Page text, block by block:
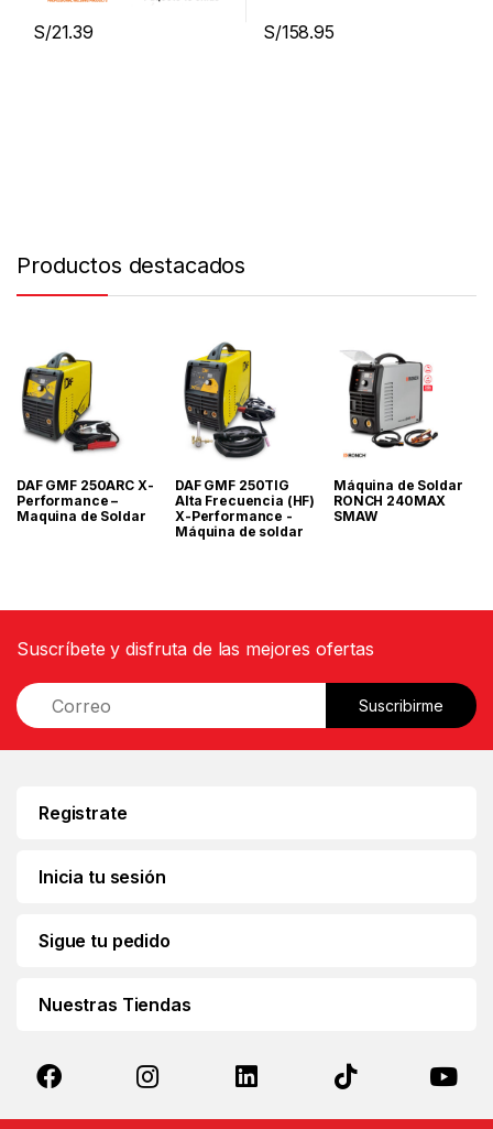
S/21.39 S/158.95
Productos destacados
DAF GMF 250ARC X-
Performance –
Maquina de Soldar
DAF GMF 250TIG
Alta Frecuencia (HF)
X-Performance -
Máquina de soldar
Máquina de Soldar
RONCH 240MAX
SMAW
Suscríbete y disfruta de las mejores ofertas
E
m
Suscribirme
Registrate
Inicia tu sesión
Sigue tu pedido
Nuestras Tiendas